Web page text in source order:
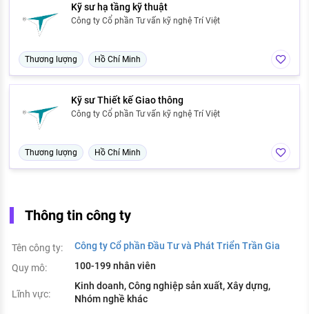
Kỹ sư hạ tầng kỹ thuật
Công ty Cổ phần Tư vấn kỹ nghệ Trí Việt
Thương lượng Hồ Chí Minh
Kỹ sư Thiết kế Giao thông
Công ty Cổ phần Tư vấn kỹ nghệ Trí Việt
Thương lượng Hồ Chí Minh
Thông tin công ty
Tên công ty:
Công ty Cổ phần Đầu Tư và Phát Triển Trần Gia
Quy mô:
100-199 nhân viên
Lĩnh vực:
Kinh doanh, Công nghiệp sản xuất, Xây dựng,
Nhóm nghề khác